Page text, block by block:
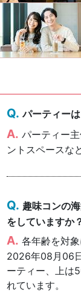
パーティー
パーティー
ントスペースな
趣味コンの
をしていますか
各年齢を対
2026年08月06
ーティー、上は
れています。